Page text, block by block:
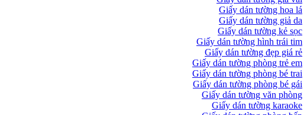
Giấy dán tường hoa lá
Giấy dán tường giả da
Giấy dán tường kẻ sọc
Giấy dán tường hình trái tim
Giấy dán tường đẹp giá rẻ
Giấy dán tường phòng trẻ em
Giấy dán tường phòng bé trai
Giấy dán tường phòng bé gái
Giấy dán tường văn phòng
Giấy dán tường karaoke